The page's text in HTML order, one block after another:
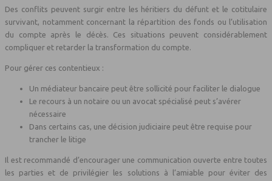
Des conflits peuvent surgir entre les héritiers du défunt et le cotitulaire
survivant, notamment concernant la répartition des fonds ou l’utilisation
du compte après le décès. Ces situations peuvent considérablement
compliquer et retarder la transformation du compte.
Pour gérer ces contentieux :
Un médiateur bancaire peut être sollicité pour faciliter le dialogue
Le recours à un notaire ou un avocat spécialisé peut s’avérer
nécessaire
Dans certains cas, une décision judiciaire peut être requise pour
trancher le litige
Il est recommandé d’encourager une communication ouverte entre toutes
les parties et de privilégier les solutions à l’amiable pour éviter des